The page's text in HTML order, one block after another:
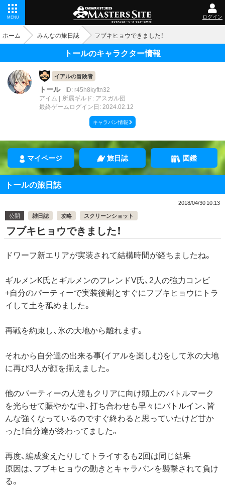
MENU ログイン
ホーム みんなの旅日誌 フブキヒョウできました！
トールのキャラクター情報
イアルの冒険者
トール ID: r45h8kyftn32
アイム
所属ギルド: アスガル団
最終ゲームログイン日: 2024.02.12
キャラバン情報
マイページ 旅日誌 図鑑
トールの旅日誌
2018/04/30 10:13
公開
雑日誌 攻略 スクリーンショット
フブキヒョウできました！
ドワーフ新エリアが実装されて結構時間が経ちましたね。
ギルメンK氏とギルメンのフレンドV氏、2人の強力コンビ
+自分のパーティーで実装後割とすぐにフブキヒョウにトラ
イして土を舐めました。
再戦を約束し、氷の大地から離れます。
それから自分達の出来る事(イアルを楽しむ)をして氷の大地
に再び3人が顔を揃えました。
他のパーティーの人達もクリアに向け頭上のバトルマーク
を光らせて賑やかな中、打ち合わせも早々にバトルイン、皆
んな強くなっているのですぐ終わると思っていたけど甘か
った！自分達が終わってました。
再度、編成変えたりしてトライするも2回は同じ結果
原因は、フブキヒョウの動きとキャラバンを襲撃されて負け
る。